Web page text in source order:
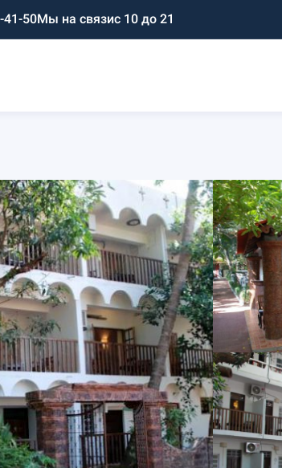
41-50Мы на связис 10 до 21